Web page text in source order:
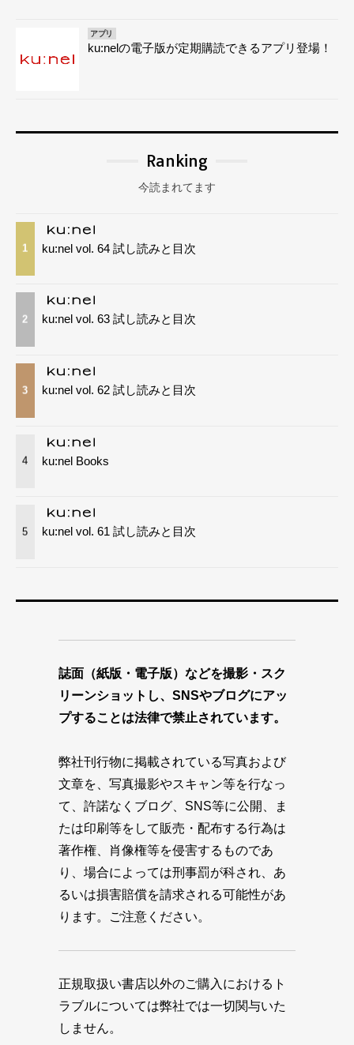
アプリ
ku:nelの電子版が定期購読できるアプリ登場！
Ranking
今読まれてます
1 ku:nel vol. 64 試し読みと目次
2 ku:nel vol. 63 試し読みと目次
3 ku:nel vol. 62 試し読みと目次
4 ku:nel Books
5 ku:nel vol. 61 試し読みと目次
誌面（紙版・電子版）などを撮影・スク
リーンショットし、SNSやブログにアッ
プすることは法律で禁止されています。
弊社刊行物に掲載されている写真および
文章を、写真撮影やスキャン等を行なっ
て、許諾なくブログ、SNS等に公開、ま
たは印刷等をして販売・配布する行為は
著作権、肖像権等を侵害するものであ
り、場合によっては刑事罰が科され、あ
るいは損害賠償を請求される可能性があ
ります。ご注意ください。
正規取扱い書店以外のご購入におけるト
ラブルについては弊社では一切関与いた
しません。